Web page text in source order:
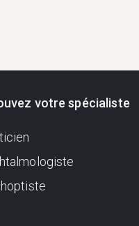
votre spécialiste